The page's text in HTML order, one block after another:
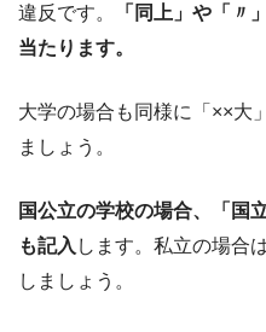
違反です。
「同上」や「〃
当たります。
大学の場合も同様に「××大
ましょう。
国公立の学校の場合、「国
も記入 します。私立の場合
しましょう。